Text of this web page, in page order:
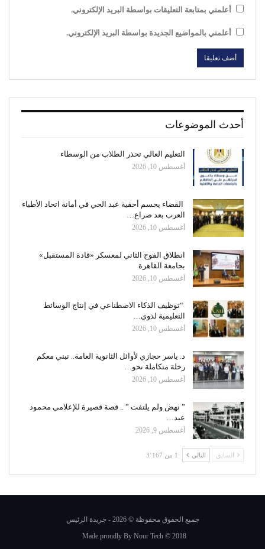
أعلمني بمتابعة التعليقات بواسطة البريد الإلكتروني.
أعلمني بالمواضيع الجديدة بواسطة البريد الإلكتروني.
أحدث الموضوعات
التعليم العالي تحذر الطلاب من الوسطاء
أغسطس 10, 2026
القضاء يحسم أحقية عبد الحي في أمانة اتحاد الأطباء
العرب بعد صراع…
أغسطس 10, 2026
انطلاق الفوج الثاني لمعسكر «قادة المستقبل»
بجامعة القاهرة
أغسطس 10, 2026
“توظيف الذكاء الاصطناعي في إنتاج الوسائط
التعليمية لذوي…
أغسطس 10, 2026
د. ياسر حجازي لأوائل الثانوية العامة.. نبني معكم
رحلة متكاملة نحو…
أغسطس 10, 2026
” نهض ولم يلتفت ” .. قصة قصيرة للإعلامي محمود
عبد…
أغسطس 9, 2026
السابق التالي 1 من 3٬167
جميع الحقوق محفوظة © 2026 - جريدة الرئيس
Made proudly By Nour Tech © 2018